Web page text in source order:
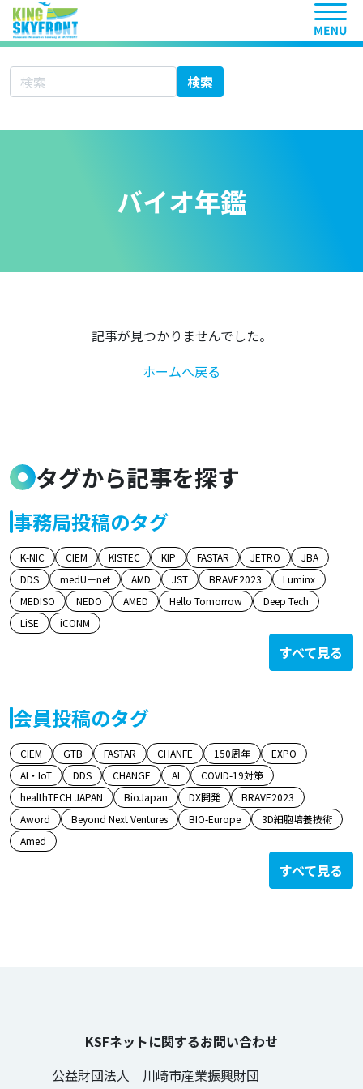
ヘッ
サイト内検索 検索
バイオ年鑑
記事が見つかりませんでした。
ホームへ戻る
タグから記事を探す
事務局投稿のタグ
K-NIC CIEM KISTEC KIP FASTAR JETRO
JBA
DDS
medU－net AMD JST BRAVE2023
Luminx
MEDISO
NEDO AMED Hello Tomorrow
Deep Tech
LiSE
iCONM
すべて見る
会員投稿のタグ
CIEM GTB FASTAR CHANFE 150周年
EXPO
AI・IoT
DDS CHANGE AI
COVID-19対策
healthTECH JAPAN
BioJapan DX開発
BRAVE2023
Aword
Beyond Next Ventures BIO-Europe
3D細胞培養技術
Amed
すべて見る
KSFネットに関するお問い合わせ
公益財団法人 川崎市産業振興財団